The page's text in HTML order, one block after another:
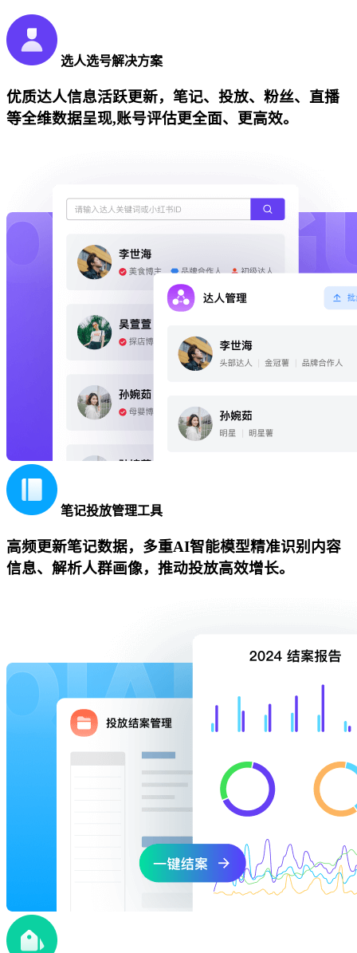
选人选号解决方案
优质达人信息活跃更新，笔记、投放、粉丝、直播
等全维数据呈现,账号评估更全面、更高效。
笔记投放管理工具
高频更新笔记数据，多重AI智能模型精准识别内容
信息、解析人群画像，推动投放高效增长。